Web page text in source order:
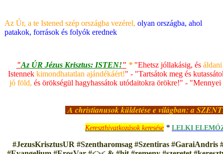
Az Úr, a te Istened szép országba vezérel, olyan országba, ahol
patakok, források és folyók erednek
"Az ÚR Jézus Krisztus: ISTEN!" *"Ehetsz jóllakásig, és
Istennek kimondhatatlan ajándékáért!" - "Tartsátok meg és
jó föld, és örökségül hagyhassátok utódaitokra örökre!" -
A christianusok küldetése e világban: a
Kereszthivatkozások keresése * LELKI
#JezusKrisztusUR #Szentharomsag #Szentiras